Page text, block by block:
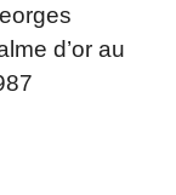
d’or au